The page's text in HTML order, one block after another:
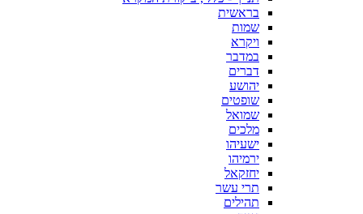
בראשית
שמות
ויקרא
במדבר
דברים
יהושע
שופטים
שמואל
מלכים
ישעיהו
ירמיהו
יחזקאל
תרי עשר
תהילים